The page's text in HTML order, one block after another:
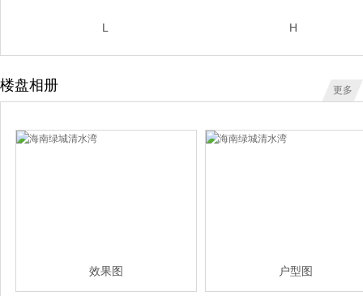
L H
楼盘相册 更多
效果图 户型图